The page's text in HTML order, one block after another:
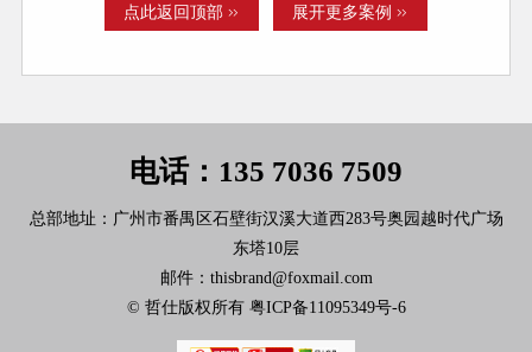
展开更多案例
点此返回顶部
电话：135 7036 7509
总部地址：广州市番禺区石壁街汉溪大道西283号奥园越时代广场
东塔10层
邮件：thisbrand@foxmail.com
© 哲仕版权所有 粤ICP备11095349号-6